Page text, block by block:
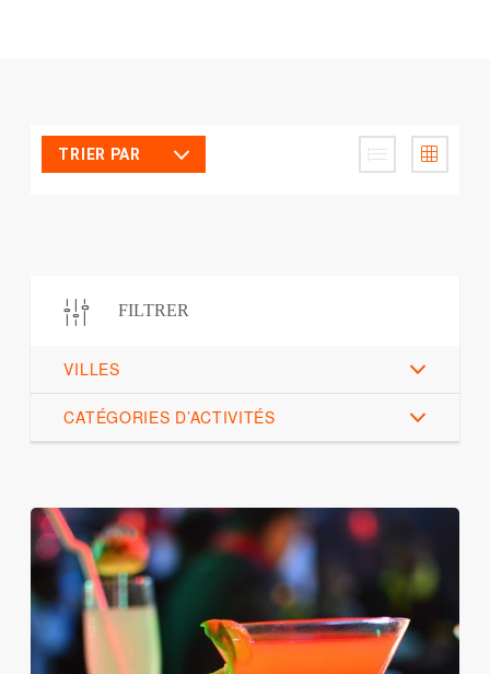
FILTRER
VILLES
CATÉGORIES D’ACTIVITÉS
TRIER PAR